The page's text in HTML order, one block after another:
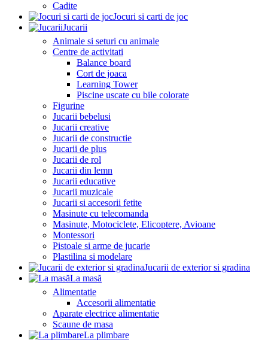
Cadite
Jocuri si carti de joc
Jucarii
Animale si seturi cu animale
Centre de activitati
Balance board
Cort de joaca
Learning Tower
Piscine uscate cu bile colorate
Figurine
Jucarii bebelusi
Jucarii creative
Jucarii de constructie
Jucarii de plus
Jucarii de rol
Jucarii din lemn
Jucarii educative
Jucarii muzicale
Jucarii si accesorii fetite
Masinute cu telecomanda
Masinute, Motociclete, Elicoptere, Avioane
Montessori
Pistoale si arme de jucarie
Plastilina si modelare
Jucarii de exterior si gradina
La masă
Alimentatie
Accesorii alimentatie
Aparate electrice alimentatie
Scaune de masa
La plimbare